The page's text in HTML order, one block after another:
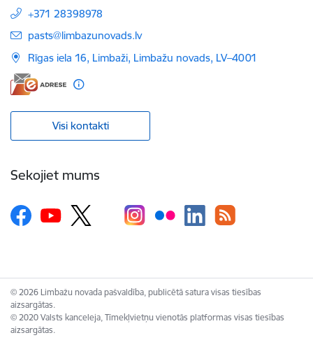
+371 28398978
E-pasts:
pasts@limbazunovads.lv
Rīgas iela 16, Limbaži, Limbažu novads, LV–4001
Visi kontakti
Sekojiet mums
© 2026 Limbažu novada pašvaldība, publicētā satura visas tiesības
aizsargātas.
© 2020 Valsts kanceleja, Tīmekļvietņu vienotās platformas visas tiesības
aizsargātas.